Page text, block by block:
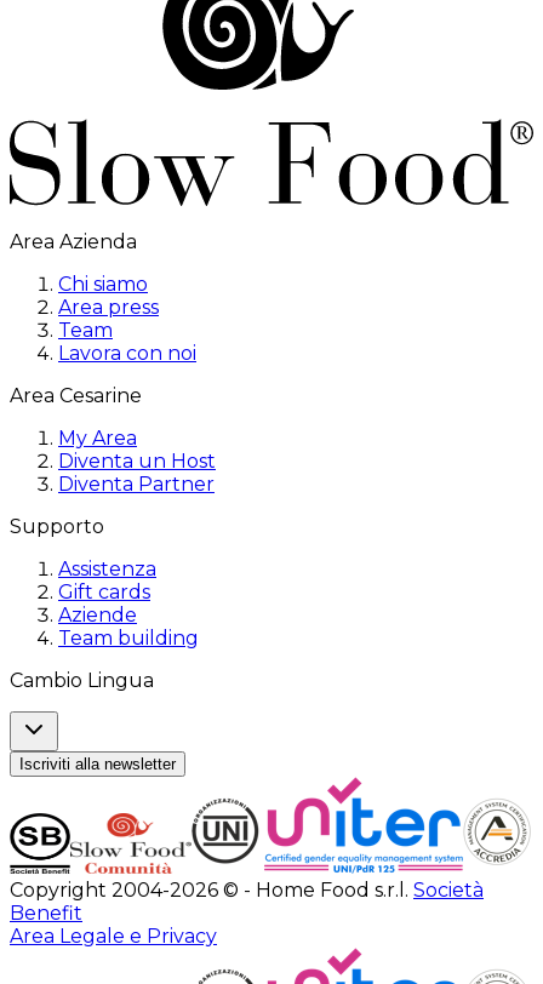
Area Azienda
Chi siamo
Area press
Team
Lavora con noi
Area Cesarine
My Area
Diventa un Host
Diventa Partner
Supporto
Assistenza
Gift cards
Aziende
Team building
Cambio Lingua
Iscriviti alla newsletter
Copyright 2004-2026 © - Home Food s.r.l. Società
Benefit
Area Legale e Privacy